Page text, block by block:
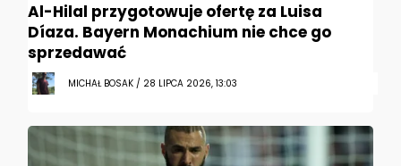
Al-Hilal przygotowuje ofertę za Luisa
Díaza. Bayern Monachium nie chce go
sprzedawać
MICHAŁ BOSAK / 28 LIPCA 2026, 13:03